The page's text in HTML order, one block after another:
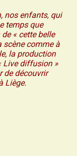
nos enfants, qui
temps que
« cette belle
scène comme à
la production
Live diffusion »
de découvrir
Liège.